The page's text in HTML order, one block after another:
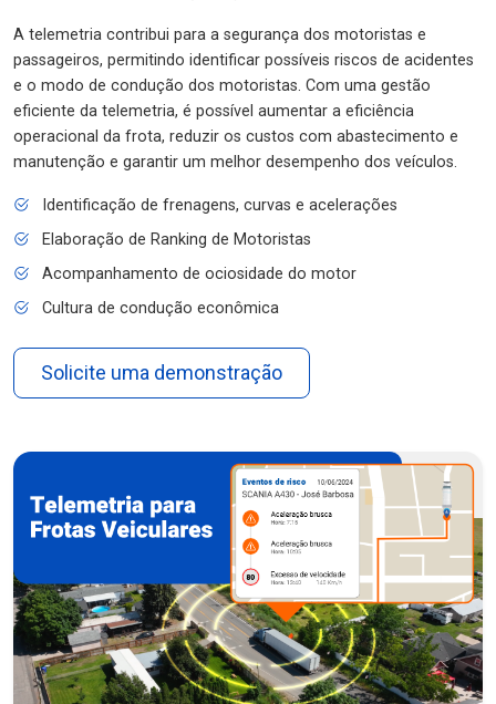
A telemetria contribui para a segurança dos motoristas e
passageiros, permitindo identificar possíveis riscos de acidentes
e o modo de condução dos motoristas. Com uma gestão
eficiente da telemetria, é possível aumentar a eficiência
operacional da frota, reduzir os custos com abastecimento e
manutenção e garantir um melhor desempenho dos veículos.
Identificação de frenagens, curvas e acelerações
Elaboração de Ranking de Motoristas
Acompanhamento de ociosidade do motor
Cultura de condução econômica
Solicite uma demonstração